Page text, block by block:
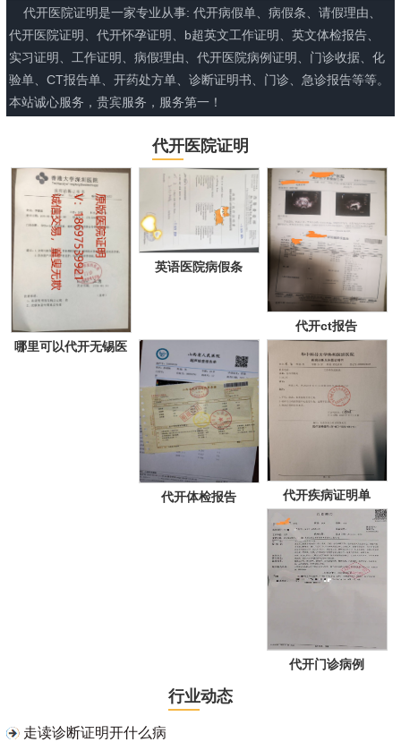
代开医院证明是一家专业从事: 代开病假单、病假条、请假理由、
代开医院证明、代开怀孕证明、b超英文工作证明、英文体检报告、
实习证明、工作证明、病假理由、代开医院病例证明、门诊收据、化
验单、CT报告单、开药处方单、诊断证明书、门诊、急诊报告等等。
本站诚心服务，贵宾服务，服务第一！
代开医院证明
哪里可以代开无锡医
英语医院病假条
代开ct报告
代开体检报告 代开疾病证明单
代开门诊病例
行业动态
走读诊断证明开什么病